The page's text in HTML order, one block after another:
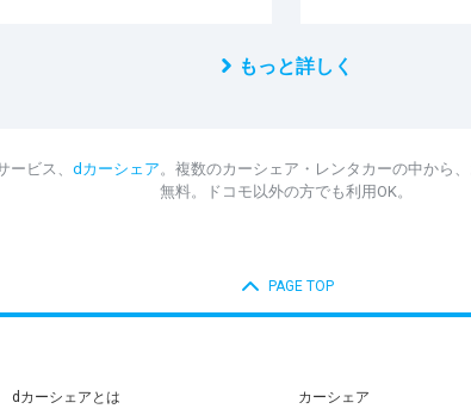
もっと詳しく
ビス、 dカーシェア。複数のカーシェア・レンタカーの中から
無料。ドコモ以外の方でも利用OK。
PAGE TOP
dカーシェアとは カーシェア